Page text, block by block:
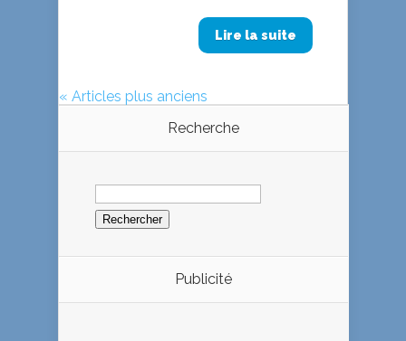
Lire la suite
« Articles plus anciens
Recherche
Rechercher :
Publicité